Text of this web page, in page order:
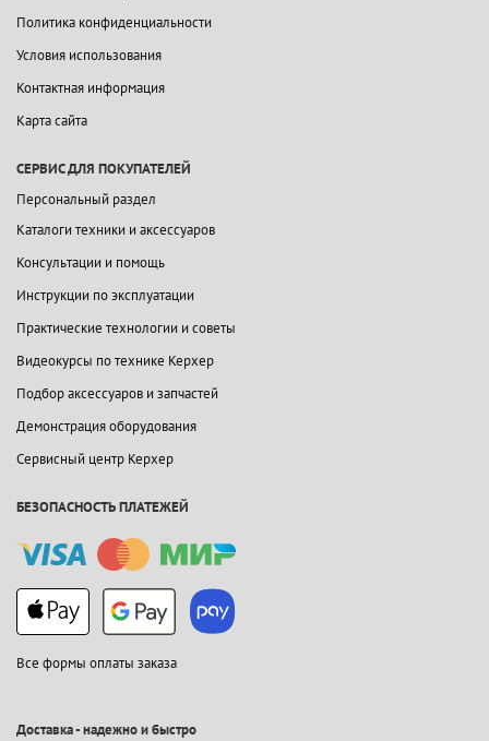
Политика конфиденциальности
Условия использования
Контактная информация
Карта сайта
СЕРВИС ДЛЯ ПОКУПАТЕЛЕЙ
Персональный раздел
Каталоги техники и аксессуаров
Консультации и помощь
Инструкции по эксплуатации
Практические технологии и советы
Видеокурсы по технике Керхер
Подбор аксессуаров и запчастей
Демонстрация оборудования
Сервисный центр Керхер
БЕЗОПАСНОСТЬ ПЛАТЕЖЕЙ
Все формы оплаты заказа
Доставка - надежно и быстро